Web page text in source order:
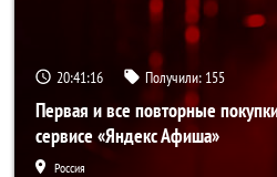
20:41:16 Получили: 155
Первая и все повторные
сервисе «Яндекс Афиша»
Россия